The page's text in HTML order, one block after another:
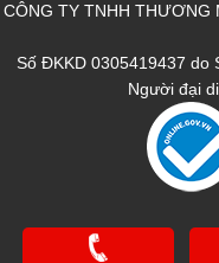
CÔNG TY TNHH THƯƠNG
Số ĐKKD 0305419437 do
Người đại